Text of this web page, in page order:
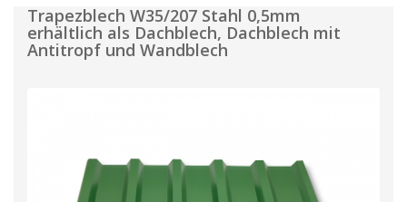
Trapezblech W35/207 Stahl 0,5mm
erhältlich als Dachblech, Dachblech mit
Antitropf und Wandblech